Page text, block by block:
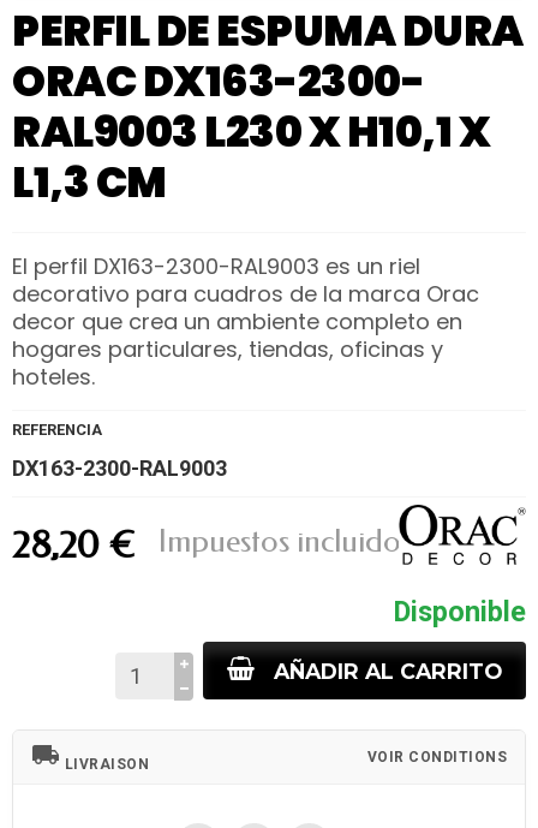
PERFIL DE ESPUMA DURA
ORAC DX163-2300-
RAL9003 L230 X H10,1 X
L1,3 CM
El perfil DX163-2300-RAL9003 es un riel
decorativo para cuadros de la marca Orac
decor que crea un ambiente completo en
hogares particulares, tiendas, oficinas y
hoteles.
REFERENCIA
DX163-2300-RAL9003
28,20 € Impuestos incluidos
Disponible
AÑADIR AL CARRITO
local_shipping LIVRAISON VOIR CONDITIONS